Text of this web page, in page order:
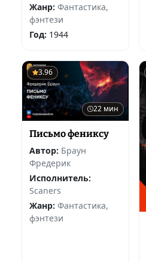
Жанр: Фантастика,
фэнтези
Год: 1944
3.96
22 мин
Письмо фениксу
Автор: Браун
Фредерик
Исполнитель:
Scaners
Жанр: Фантастика,
фэнтези